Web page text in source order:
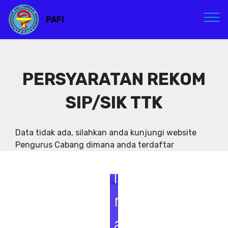
PAFI
PERSYARATAN REKOM
SIP/SIK TTK
Data tidak ada, silahkan anda kunjungi website
Pengurus Cabang dimana anda terdaftar
S
e
m
i
n
a